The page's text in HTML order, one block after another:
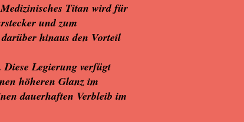
Titan wird für
und zum
hinaus den Vorteil
Legierung verfügt
höheren Glanz im
dauerhaften Verbleib im